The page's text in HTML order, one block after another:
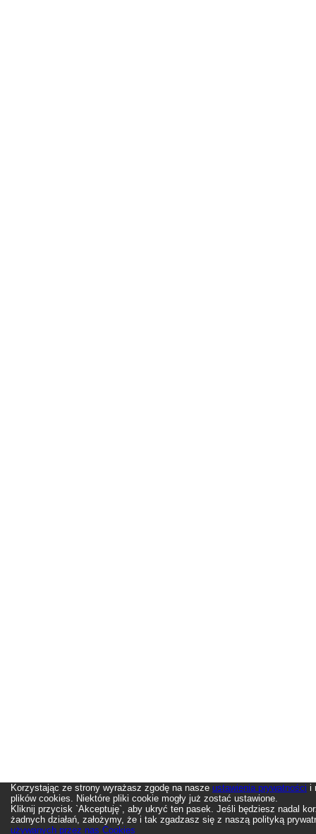
Korzystając ze strony wyrażasz zgodę na nasze ustawienia prywatności i
plików cookies. Niektóre pliki cookie mogły już zostać ustawione.
Kliknij przycisk `Akceptuję`, aby ukryć ten pasek. Jeśli będziesz nadal
żadnych działań, założymy, że i tak zgadzasz się z naszą polityką
używanych przez nas Cookies